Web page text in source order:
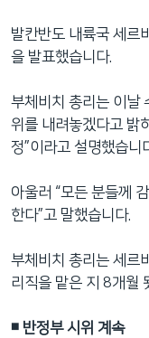
로
이
검
색
으
이
발칸반도 내륙국 세르
을 발표했습니다.
부체비치 총리는 이날
위를 내려놓겠다고 밝
정”이라고 설명했습니
아울러 “모든 분들께
한다”고 말했습니다.
부체비치 총리는 세르
리직을 맡은 지 8개월
◾️ 반정부 시위 계속